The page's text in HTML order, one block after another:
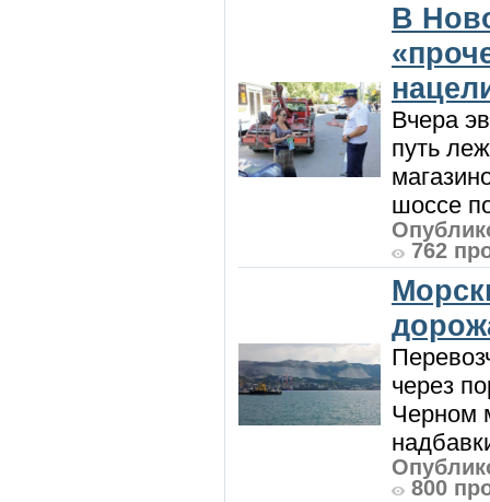
В
Вчера
путь
шоссе
762
через
Черном
800